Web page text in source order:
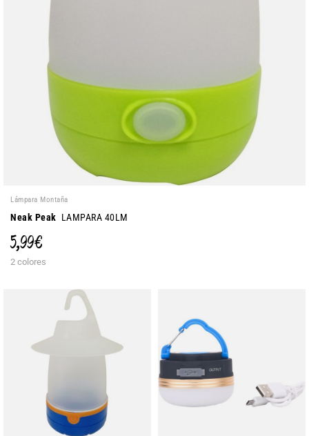
Lámpara Montaña
Neak Peak LAMPARA 40LM
5,99 €
2 colores